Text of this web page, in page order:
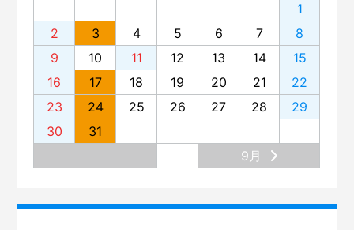
1
2
3 4 5 6 7
8
9
10 11 12 13 14
15
16
17 18 19 20 21
22
23
24 25 26 27 28
29
30
31
9月